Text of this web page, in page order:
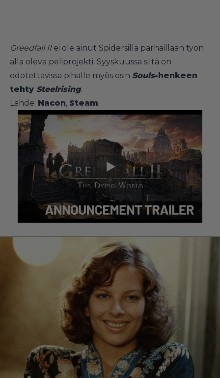
Greedfall II ei ole ainut Spidersilla parhaillaan työn
alla oleva peliprojekti. Syyskuussa siltä on
odotettavissa pihalle myös osin Souls-henkeen
tehty Steelrising.
Lähde: Nacon, Steam